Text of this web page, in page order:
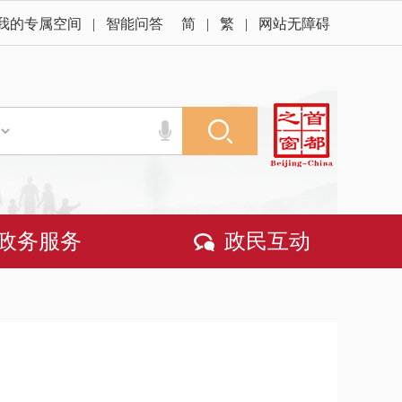
的专属空间 | 智能问答 简 | 繁 | 网站无障碍
务服务 政民互动